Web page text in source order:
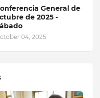
General de
de 2025 -
04, 2025